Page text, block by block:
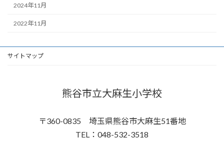
2024年11月
2022年11月
サイトマップ
熊谷市立大麻生小学校
〒360-0835 埼玉県熊谷市大麻生51番地
TEL：048-532-3518